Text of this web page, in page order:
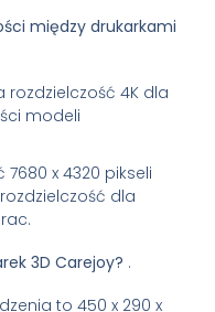
między drukarkami
rozdzielczość 4K dla
modeli
7680 x 4320 pikseli
dla
3D Carejoy? .
to 450 x 290 x